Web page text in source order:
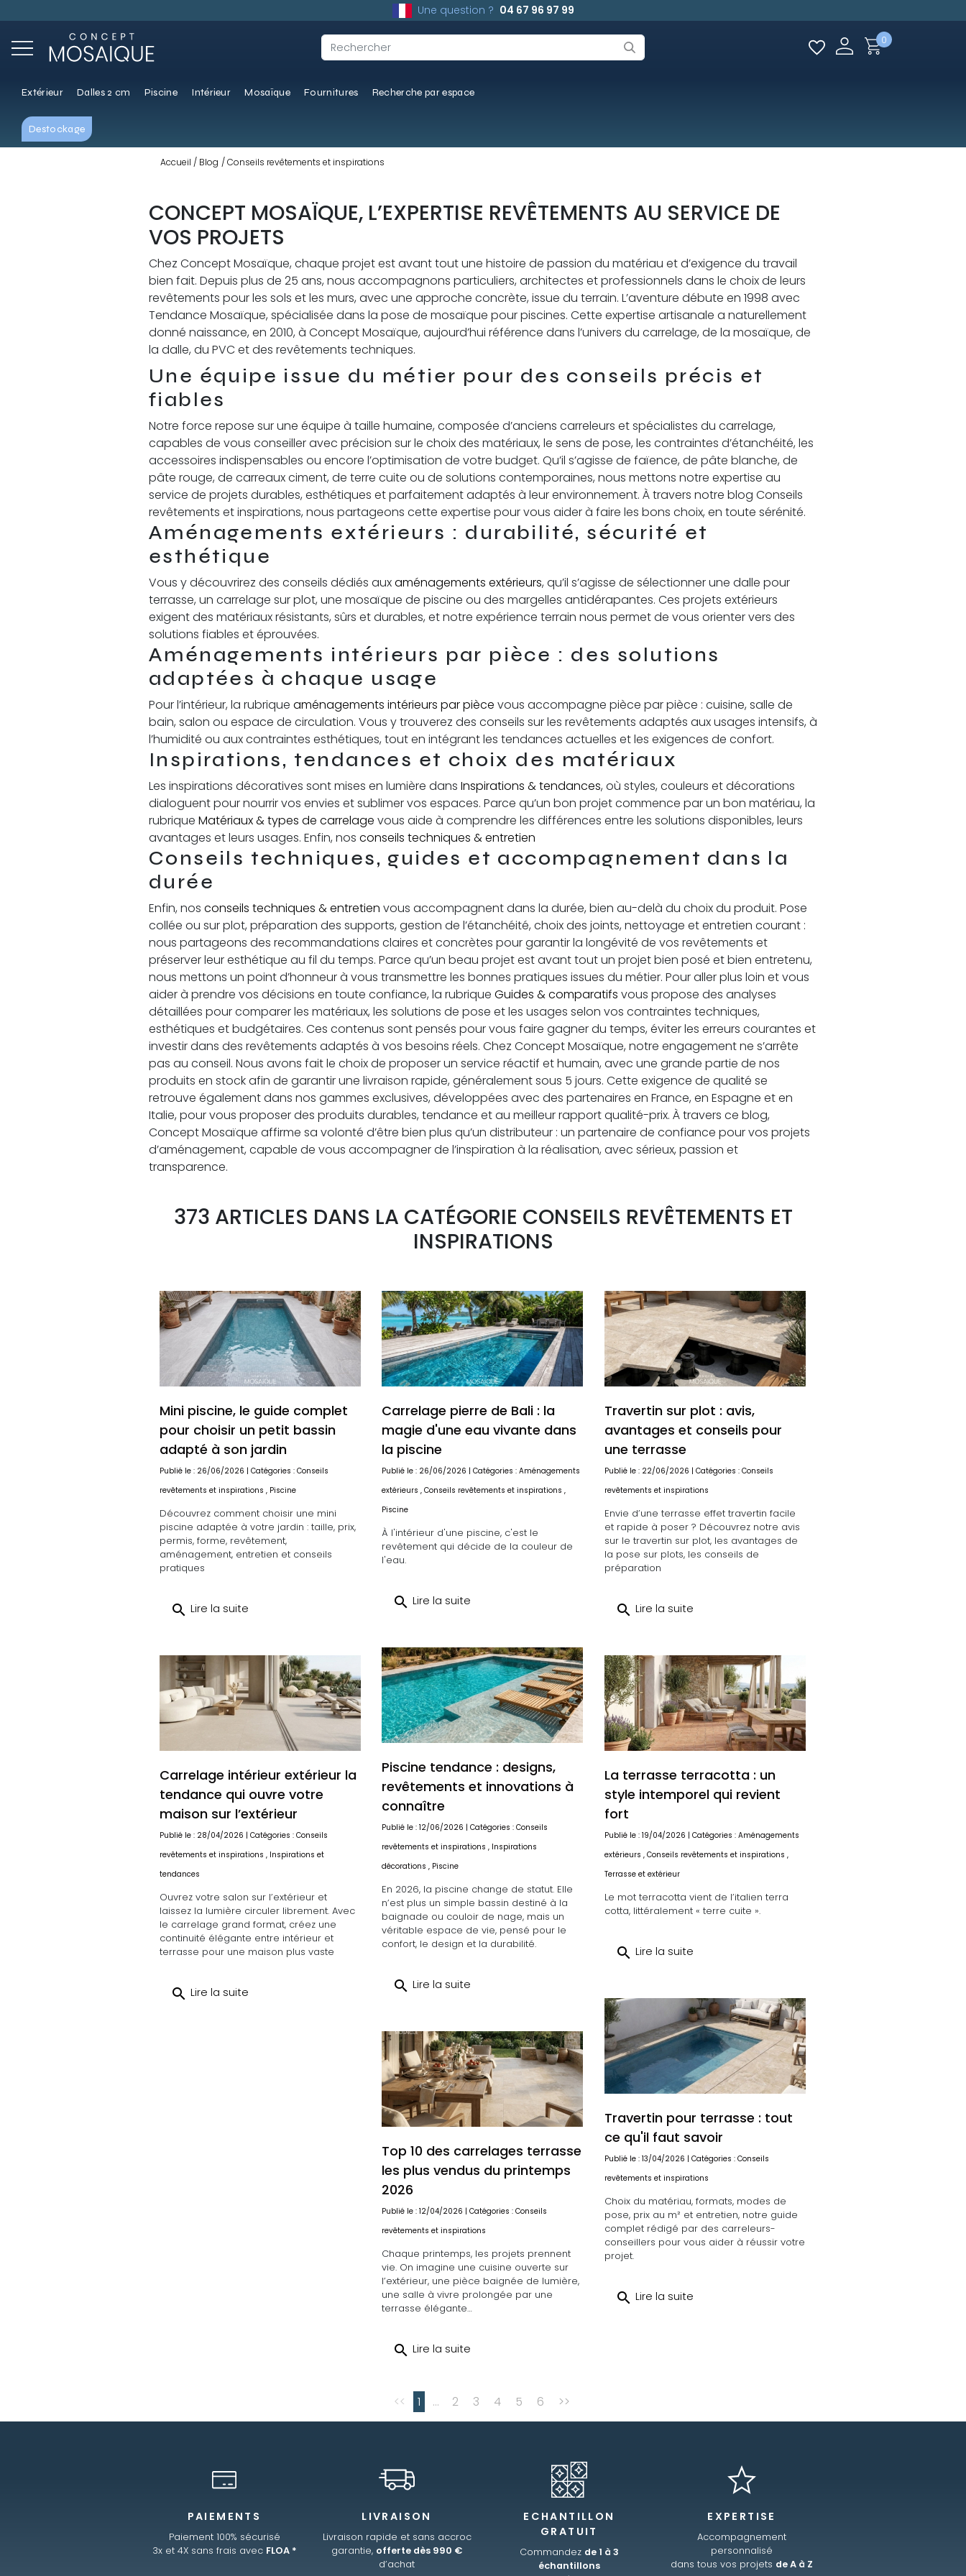
Une question ? 04 67 96 97 99
Extérieur Dalles 2 cm Piscine Intérieur Mosaïque Fournitures Recherche par espace
Destockage
0
Accueil Blog Conseils revêtements et inspirations
CONCEPT MOSAÏQUE, L’EXPERTISE REVÊTEMENTS AU SERVICE DE
VOS PROJETS
Chez Concept Mosaïque, chaque projet est avant tout une histoire de passion du matériau et d’exigence du travail
bien fait. Depuis plus de 25 ans, nous accompagnons particuliers, architectes et professionnels dans le choix de leurs
revêtements pour les sols et les murs, avec une approche concrète, issue du terrain. L’aventure débute en 1998 avec
Tendance Mosaïque, spécialisée dans la pose de mosaïque pour piscines. Cette expertise artisanale a naturellement
donné naissance, en 2010, à Concept Mosaïque, aujourd’hui référence dans l’univers du carrelage, de la mosaïque, de
la dalle, du PVC et des revêtements techniques.
Une équipe issue du métier pour des conseils précis et
fiables
Notre force repose sur une équipe à taille humaine, composée d’anciens carreleurs et spécialistes du carrelage,
capables de vous conseiller avec précision sur le choix des matériaux, le sens de pose, les contraintes d’étanchéité, les
accessoires indispensables ou encore l’optimisation de votre budget. Qu’il s’agisse de faïence, de pâte blanche, de
pâte rouge, de carreaux ciment, de terre cuite ou de solutions contemporaines, nous mettons notre expertise au
service de projets durables, esthétiques et parfaitement adaptés à leur environnement. À travers notre blog Conseils
revêtements et inspirations, nous partageons cette expertise pour vous aider à faire les bons choix, en toute sérénité.
Aménagements extérieurs : durabilité, sécurité et
esthétique
Vous y découvrirez des conseils dédiés auxaménagements extérieurs, qu’il s’agisse de sélectionner une dalle pour
terrasse, un carrelage sur plot, une mosaïque de piscine ou des margelles antidérapantes. Ces projets extérieurs
exigent des matériaux résistants, sûrs et durables, et notre expérience terrain nous permet de vous orienter vers des
solutions fiables et éprouvées.
Aménagements intérieurs par pièce : des solutions
adaptées à chaque usage
Pour l’intérieur, la rubrique aménagements intérieurs par pièce vous accompagne pièce par pièce : cuisine, salle de
bain, salon ou espace de circulation. Vous y trouverez des conseils sur les revêtements adaptés aux usages intensifs, à
l’humidité ou aux contraintes esthétiques, tout en intégrant les tendances actuelles et les exigences de confort.
Inspirations, tendances et choix des matériaux
Les inspirations décoratives sont mises en lumière dans Inspirations & tendances, où styles, couleurs et décorations
dialoguent pour nourrir vos envies et sublimer vos espaces. Parce qu’un bon projet commence par un bon matériau, la
rubrique Matériaux & types de carrelage vous aide à comprendre les différences entre les solutions disponibles, leurs
avantages et leurs usages. Enfin, nos conseils techniques & entretien
Conseils techniques, guides et accompagnement dans la
durée
Enfin, nos conseils techniques & entretien vous accompagnent dans la durée, bien au-delà du choix du produit. Pose
collée ou sur plot, préparation des supports, gestion de l’étanchéité, choix des joints, nettoyage et entretien courant :
nous partageons des recommandations claires et concrètes pour garantir la longévité de vos revêtements et
préserver leur esthétique au fil du temps. Parce qu’un beau projet est avant tout un projet bien posé et bien entretenu,
nous mettons un point d’honneur à vous transmettre les bonnes pratiques issues du métier. Pour aller plus loin et vous
aider à prendre vos décisions en toute confiance, la rubrique Guides & comparatifs vous propose des analyses
détaillées pour comparer les matériaux, les solutions de pose et les usages selon vos contraintes techniques,
esthétiques et budgétaires. Ces contenus sont pensés pour vous faire gagner du temps, éviter les erreurs courantes et
investir dans des revêtements adaptés à vos besoins réels. Chez Concept Mosaïque, notre engagement ne s’arrête
pas au conseil. Nous avons fait le choix de proposer un service réactif et humain, avec une grande partie de nos
produits en stock afin de garantir une livraison rapide, généralement sous 5 jours. Cette exigence de qualité se
retrouve également dans nos gammes exclusives, développées avec des partenaires en France, en Espagne et en
Italie, pour vous proposer des produits durables, tendance et au meilleur rapport qualité-prix. À travers ce blog,
Concept Mosaïque affirme sa volonté d’être bien plus qu’un distributeur : un partenaire de confiance pour vos projets
d’aménagement, capable de vous accompagner de l’inspiration à la réalisation, avec sérieux, passion et
transparence.
373 ARTICLES DANS LA CATÉGORIE CONSEILS REVÊTEMENTS ET
INSPIRATIONS
Mini piscine, le guide complet
pour choisir un petit bassin
adapté à son jardin
Publié le : 26/06/2026 | Catégories : Conseils
revêtements et inspirations , Piscine
Découvrez comment choisir une mini
piscine adaptée à votre jardin : taille, prix,
permis, forme, revêtement,
aménagement, entretien et conseils
pratiques
search Lire la suite
Carrelage pierre de Bali : la
magie d'une eau vivante dans
la piscine
Publié le : 26/06/2026 | Catégories : Aménagements
extérieurs , Conseils revêtements et inspirations ,
Piscine
À l'intérieur d'une piscine, c'est le
revêtement qui décide de la couleur de
l'eau.
search Lire la suite
Travertin sur plot : avis,
avantages et conseils pour
une terrasse
Publié le : 22/06/2026 | Catégories : Conseils
revêtements et inspirations
Envie d’une terrasse effet travertin facile
et rapide à poser ? Découvrez notre avis
sur le travertin sur plot, les avantages de
la pose sur plots, les conseils de
préparation
search Lire la suite
Piscine tendance : designs,
revêtements et innovations à
connaître
Publié le : 12/06/2026 | Catégories : Conseils
revêtements et inspirations , Inspirations
décorations , Piscine
En 2026, la piscine change de statut. Elle
n’est plus un simple bassin destiné à la
baignade ou couloir de nage, mais un
véritable espace de vie, pensé pour le
confort, le design et la durabilité.
search Lire la suite
Carrelage intérieur extérieur la
tendance qui ouvre votre
maison sur l’extérieur
Publié le : 28/04/2026 | Catégories : Conseils
revêtements et inspirations , Inspirations et
tendances
Ouvrez votre salon sur l’extérieur et
laissez la lumière circuler librement. Avec
le carrelage grand format, créez une
continuité élégante entre intérieur et
terrasse pour une maison plus vaste
search Lire la suite
La terrasse terracotta : un
style intemporel qui revient
fort
Publié le : 19/04/2026 | Catégories : Aménagements
extérieurs , Conseils revêtements et inspirations ,
Terrasse et extérieur
Le mot terracotta vient de l’italien terra
cotta, littéralement « terre cuite ».
search Lire la suite
Travertin pour terrasse : tout
ce qu'il faut savoir
Publié le : 13/04/2026 | Catégories : Conseils
revêtements et inspirations
Choix du matériau, formats, modes de
pose, prix au m² et entretien, notre guide
complet rédigé par des carreleurs-
conseillers pour vous aider à réussir votre
projet.
search Lire la suite
Top 10 des carrelages terrasse
les plus vendus du printemps
2026
Publié le : 12/04/2026 | Catégories : Conseils
revêtements et inspirations
Chaque printemps, les projets prennent
vie. On imagine une cuisine ouverte sur
l’extérieur, une pièce baignée de lumière,
une salle à vivre prolongée par une
terrasse élégante…
search Lire la suite
<< 1 ... 2 3 4 5 6 >>
PAIEMENTS
Paiement 100% sécurisé
3x et 4X sans frais avec FLOA *
LIVRAISON
Livraison rapide et sans accroc
garantie, offerte dès 990 €
d’achat
ECHANTILLON
GRATUIT
Commandez de 1 à 3
échantillons
EXPERTISE
Accompagnement
personnalisé
dans tous vos projets de A à Z